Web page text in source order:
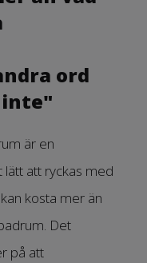
ord
är en
lätt att ryckas med
kosta mer än
Det
på att